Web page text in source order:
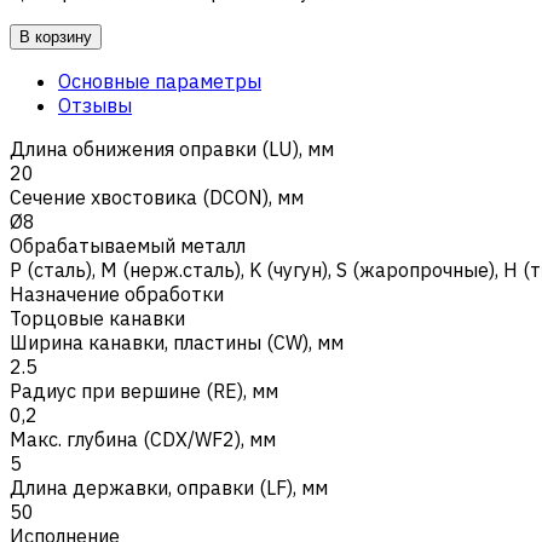
В корзину
Основные параметры
Отзывы
Длина обнижения оправки (LU), мм
20
Сечение хвостовика (DCON), мм
Ø8
Обрабатываемый металл
Р (сталь), M (нерж.сталь), K (чугун), S (жаропрочные), H
Назначение обработки
Торцовые канавки
Ширина канавки, пластины (CW), мм
2.5
Радиус при вершине (RE), мм
0,2
Макс. глубина (CDX/WF2), мм
5
Длина державки, оправки (LF), мм
50
Исполнение